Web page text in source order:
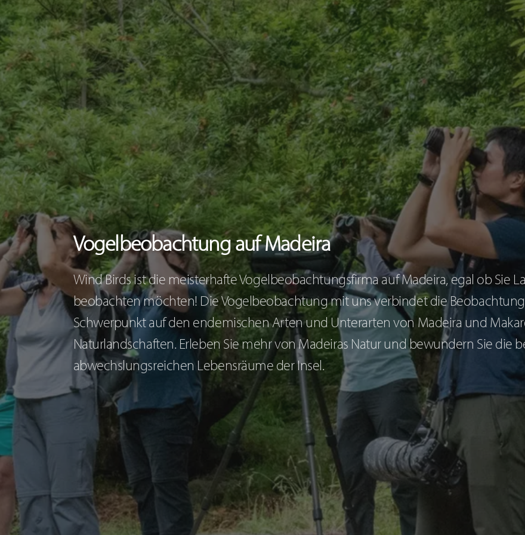
Vogelbeobachtung auf Madeira
Wind Birds ist die meisterhafte Vogelbeobachtungsfirma auf Madeira, egal ob Sie
beobachten möchten! Die Vogelbeobachtung mit uns verbindet die
Schwerpunkt auf den endemischen Arten und Unterarten von Madeira und
Naturlandschaften. Erleben Sie mehr von Madeiras Natur und bewundern Sie die
abwechslungsreichen Lebensräume der Insel.